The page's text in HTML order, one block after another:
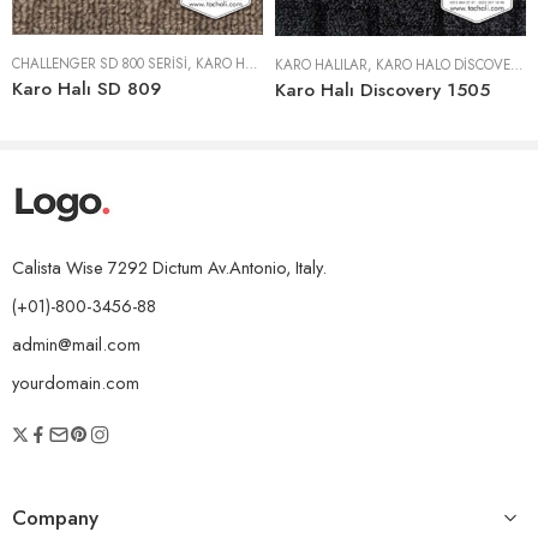
CHALLENGER SD 800 SERISI, KARO HALILAR
Karo Halı SD 809
KARO HALILAR, KARO HALO DISCOVERY 1500 SERISI
Karo Halı Discovery 1505
Calista Wise 7292 Dictum Av.Antonio, Italy.
(+01)-800-3456-88
admin@mail.com
yourdomain.com
Company